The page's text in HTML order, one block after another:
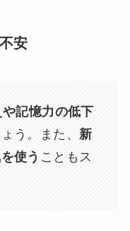
安
記憶力の低下
う。また、 新
使う こともス